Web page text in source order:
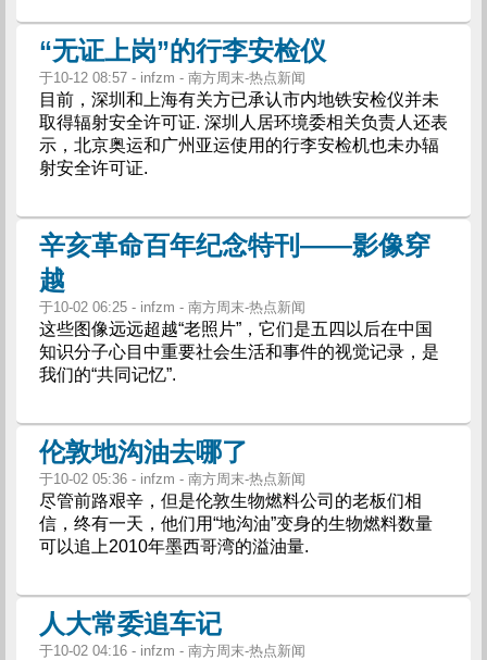
“无证上岗”的行李安检仪
于10-12 08:57 - infzm - 南方周末-热点新闻
目前，深圳和上海有关方已承认市内地铁安检仪并未
取得辐射安全许可证. 深圳人居环境委相关负责人还表
示，北京奥运和广州亚运使用的行李安检机也未办辐
射安全许可证.
辛亥革命百年纪念特刊——影像穿
越
于10-02 06:25 - infzm - 南方周末-热点新闻
这些图像远远超越“老照片”，它们是五四以后在中国
知识分子心目中重要社会生活和事件的视觉记录，是
我们的“共同记忆”.
伦敦地沟油去哪了
于10-02 05:36 - infzm - 南方周末-热点新闻
尽管前路艰辛，但是伦敦生物燃料公司的老板们相
信，终有一天，他们用“地沟油”变身的生物燃料数量
可以追上2010年墨西哥湾的溢油量.
人大常委追车记
于10-02 04:16 - infzm - 南方周末-热点新闻